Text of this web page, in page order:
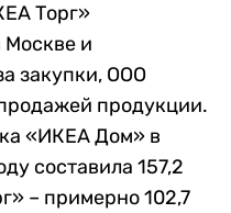
Торг»
Москве и
закупки, ООО
продукции.
«ИКЕА Дом» в
составила 157,2
– примерно 102,7